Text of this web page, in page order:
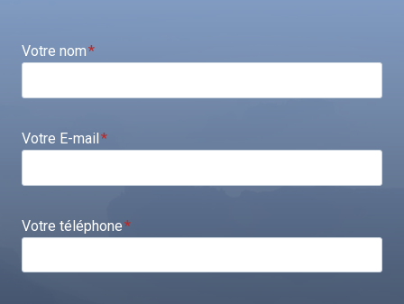
Votre nom*
Votre E-mail*
Votre téléphone*